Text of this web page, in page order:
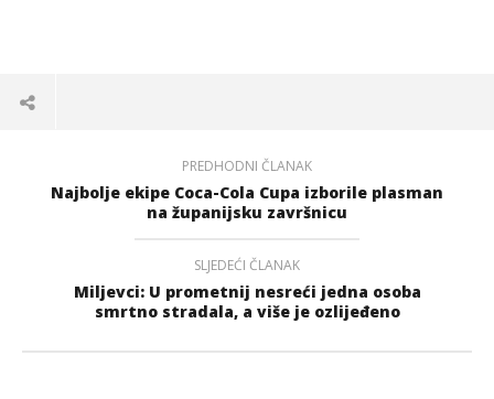
PREDHODNI ČLANAK
Najbolje ekipe Coca-Cola Cupa izborile plasman
na županijsku završnicu
SLJEDEĆI ČLANAK
Miljevci: U prometnij nesreći jedna osoba
smrtno stradala, a više je ozlijeđeno